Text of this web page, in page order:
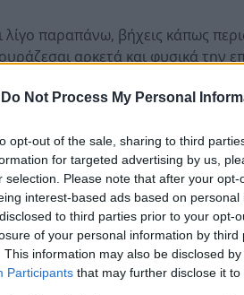
Do Not Process My Personal
opt-out of the sale, sharing to third
for targeted advertising by us,
selection. Please note that after your
interest-based ads based on
to third parties prior to your opt-
of your personal information by third
This information may also be disclosed
Participants that may further disclose it to
λίγο παραπάνω, βήχεις κάπως
αρκετά και φυσικά την
είναι πολλοί. Κάποιους από
για την επιδείνωση της
καν σκεφτεί.
ξαπλώνεις, το υγρό στη μύτη και
να οδηγήσει σε ερεθισμό,